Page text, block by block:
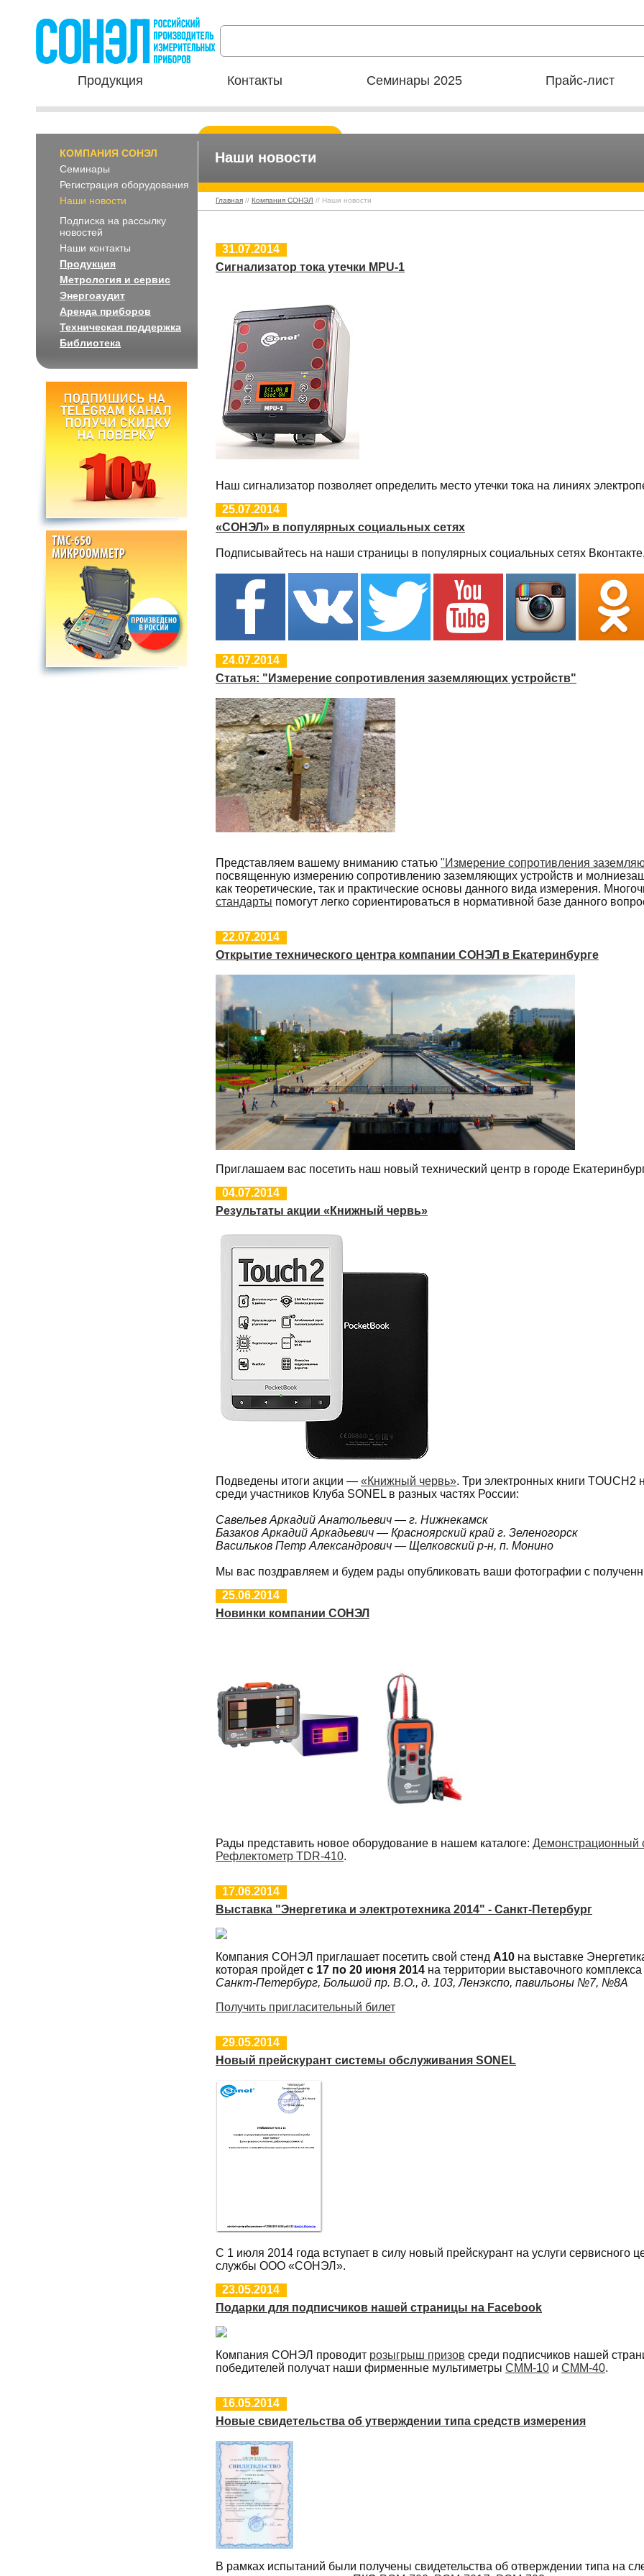
Продукция Контакты Семинары 2025 Прайс-лист
КОМПАНИЯ СОНЭЛ
Семинары
Регистрация оборудования
Наши новости
Подписка на рассылку
новостей
Наши контакты
Продукция
Метрология и сервис
Энергоаудит
Аренда приборов
Техническая поддержка
Библиотека
Наши новости
Главная // Компания СОНЭЛ // Наши новости
31.07.2014
Сигнализатор тока утечки MPU-1
Наш сигнализатор позволяет определить место утечки тока на линиях
25.07.2014
«СОНЭЛ» в популярных социальных сетях
Подписывайтесь на наши страницы в популярных социальных сетях
24.07.2014
Статья: "Измерение сопротивления заземляющих устройств"
Представляем вашему вниманию статью "Измерение сопротивления
посвященную измерению сопротивлению заземляющих устройств и
как теоретические, так и практические основы данного вида измерения.
стандарты помогут легко сориентироваться в нормативной базе данного
22.07.2014
Открытие технического центра компании СОНЭЛ в Екатеринбурге
Приглашаем вас посетить наш новый технический центр в городе
04.07.2014
Результаты акции «Книжный червь»
Подведены итоги акции — «Книжный червь». Три электронных книги TOUCH2
среди участников Клуба SONEL в разных частях России:
Савельев Аркадий Анатольевич — г. Нижнекамск
Базаков Аркадий Аркадьевич — Красноярский край г. Зеленогорск
Васильков Петр Александрович — Щелковский р-н, п. Монино
Мы вас поздравляем и будем рады опубликовать ваши фотографии с
25.06.2014
Новинки компании СОНЭЛ
Рады представить новое оборудование в нашем каталоге: Демонстрационный
Рефлектометр TDR-410.
17.06.2014
Выставка "Энергетика и электротехника 2014" - Санкт-Петербург
Компания СОНЭЛ приглашает посетить свой стенд А10 на выставке
которая пройдет с 17 по 20 июня 2014 на территории выставочного
Санкт-Петербург, Большой пр. В.О., д. 103, Ленэкспо, павильоны №7, №8А
Получить пригласительный билет
29.05.2014
Новый прейскурант системы обслуживания SONEL
С 1 июля 2014 года вступает в силу новый прейскурант на услуги сервисного
службы ООО «СОНЭЛ».
23.05.2014
Подарки для подписчиков нашей страницы на Facebook
Компания СОНЭЛ проводит розыгрыш призов среди подписчиков нашей
победителей получат наши фирменные мультиметры CMM-10 и CMM-40.
16.05.2014
Новые свидетельства об утверждении типа средств измерения
В рамках испытаний были получены свидетельства об отверждении типа на